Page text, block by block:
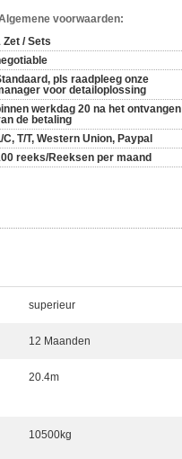
voorwaarden:
Zet / Sets
pls raadpleeg onze
voor detailoplossing
werkdag 20 na het ontvangen
de betaling
C, T/T, Western Union, Paypal
reeks/Reeksen per maand
superieur
12 Maanden
20.4m
10500kg